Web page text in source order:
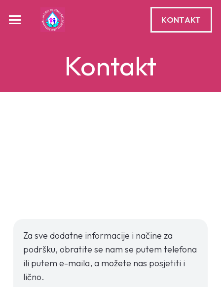
KONTAKT
Kontakt
Za sve dodatne informacije i načine za
podršku, obratite se nam se putem telefona
ili putem e-maila, a možete nas posjetiti i
lično.